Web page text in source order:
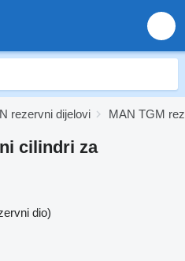
rezervni dijelovi MAN TGM
cilindri za
dio)